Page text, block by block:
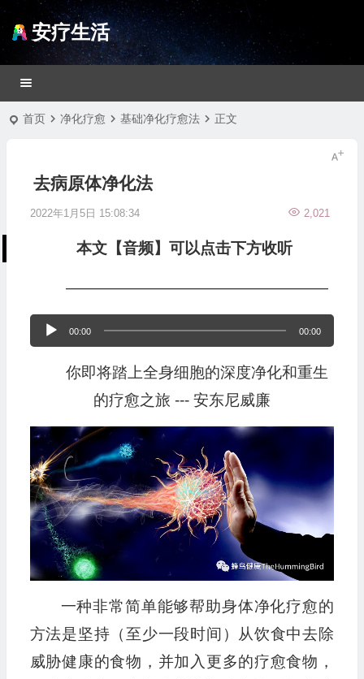
安疗生活
首页 净化疗愈 基础净化疗愈法 正文
去病原体净化法
2022年1月5日 15:08:34 2,021
本文【音频】可以点击下方收听
—————————————————
频
00:00 00:00
你即将踏上全身细胞的深度净化和重生
的疗愈之旅 --- 安东尼威廉
一种非常简单能够帮助身体净化疗愈的
方法是坚持（至少一段时间）从饮食中去除
威胁健康的食物，并加入更多的疗愈食物，